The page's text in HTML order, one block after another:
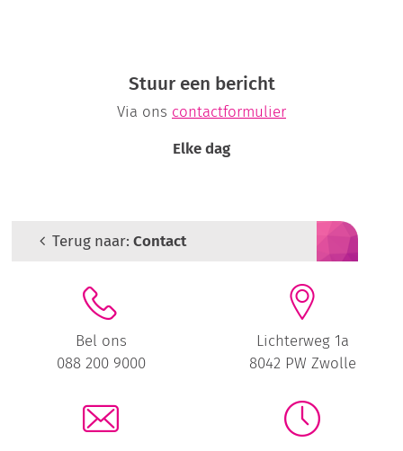
Stuur een bericht
Via ons contactformulier
Elke dag
Terug naar:Contact
Bel ons
088 200 9000
Lichterweg 1a
8042 PW Zwolle